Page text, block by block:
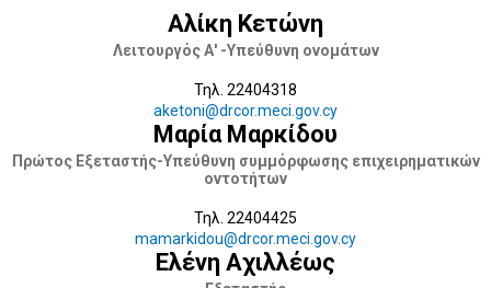
Αλίκη Κετώνη
Λειτουργός Α' -Υπεύθυνη ονομάτων
Τηλ. 22404318
aketoni@drcor.meci.gov.cy
Μαρία Μαρκίδου
Πρώτος Εξεταστής-Υπεύθυνη συμμόρφωσης επιχειρηματικών
οντοτήτων
Τηλ. 22404425
mamarkidou@drcor.meci.gov.cy
Ελένη Αχιλλέως